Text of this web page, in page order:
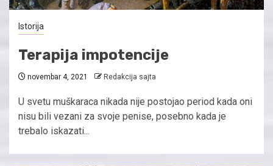
Istorija
Terapija impotencije
novembar 4, 2021 Redakcija sajta
U svetu muškaraca nikada nije postojao period kada oni
nisu bili vezani za svoje penise, posebno kada je
trebalo iskazati...